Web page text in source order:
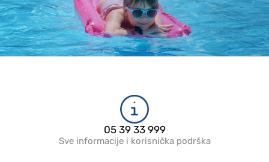
05 39 33 999
Sve informacije i korisnička podrška